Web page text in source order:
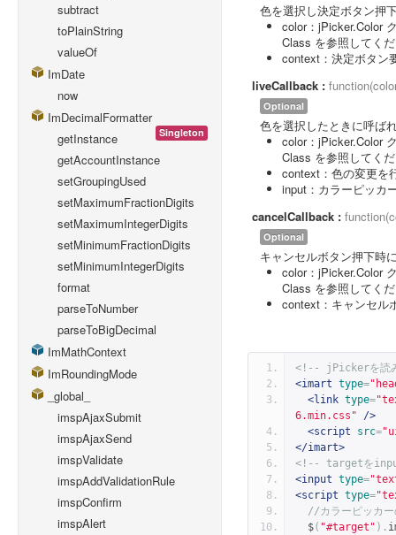
subtract
toPlainString
valueOf
ImDate
now
ImDecimalFormatter
Singleton
getInstance
getAccountInstance
setGroupingUsed
setMaximumFractionDigits
setMaximumIntegerDigits
setMinimumFractionDigits
setMinimumIntegerDigits
format
parseToNumber
parseToBigDecimal
ImMathContext
ImRoundingMode
_global_
imspAjaxSubmit
imspAjaxSend
imspValidate
imspAddValidationRule
imspConfirm
imspAlert
色を選択し決定ボタン押
color：jPicker.Color
Class を参照してく
context：決定ボタン
liveCallback :
Optional
色を選択したときに呼ば
color：jPicker.Color
Class を参照してく
context：色の変更を
input：カラーピッカ
cancelCallback :
Optional
キャンセルボタン押下時
color：jPicker.Color
Class を参照してく
context：キャンセル
<!-- jPickerを読
<imart type=
<link type=
6.min.css"
/>
<script
src=
</imart>
<!-- targetをinput
<input type=
<script type=
//カラーピッカー
  $
( "#target" ).